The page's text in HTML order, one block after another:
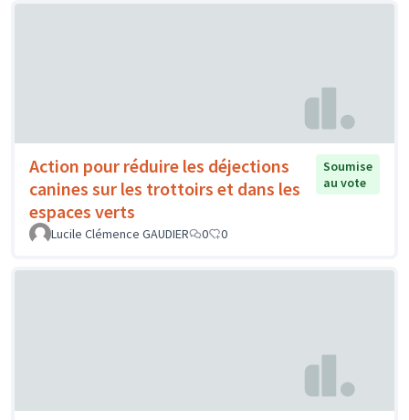
Action pour réduire les déjections
canines sur les trottoirs et dans les
espaces verts
Soumise
au vote
Lucile Clémence GAUDIER 0 0